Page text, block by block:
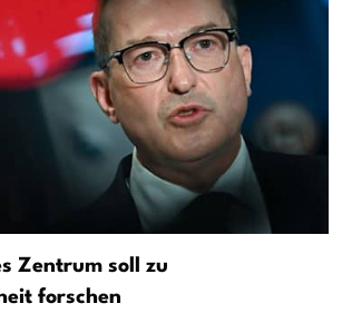
Zentrum soll zu
forschen